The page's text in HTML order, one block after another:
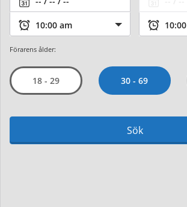
Förarens ålder:
18 - 29 30 - 69
Sök